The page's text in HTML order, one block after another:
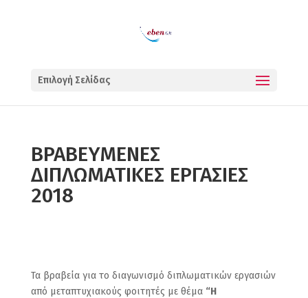
Επιλογή Σελίδας
ΒΡΑΒΕΥΜΕΝΕΣ
ΔΙΠΛΩΜΑΤΙΚΕΣ ΕΡΓΑΣΙΕΣ
2018
Τα βραβεία για το διαγωνισμό διπλωματικών εργασιών
από μεταπτυχιακούς φοιτητές με θέμα “Η